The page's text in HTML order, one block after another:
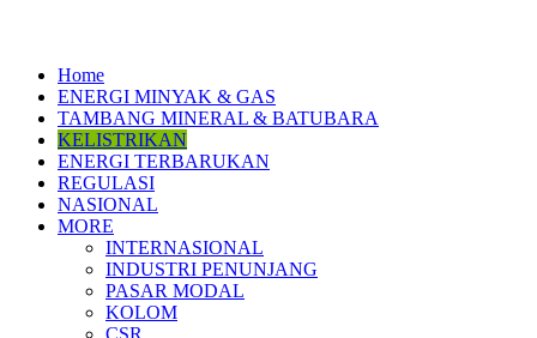
Home
ENERGI MINYAK & GAS
TAMBANG MINERAL & BATUBARA
KELISTRIKAN
ENERGI TERBARUKAN
REGULASI
NASIONAL
MORE
INTERNASIONAL
INDUSTRI PENUNJANG
PASAR MODAL
KOLOM
CSR